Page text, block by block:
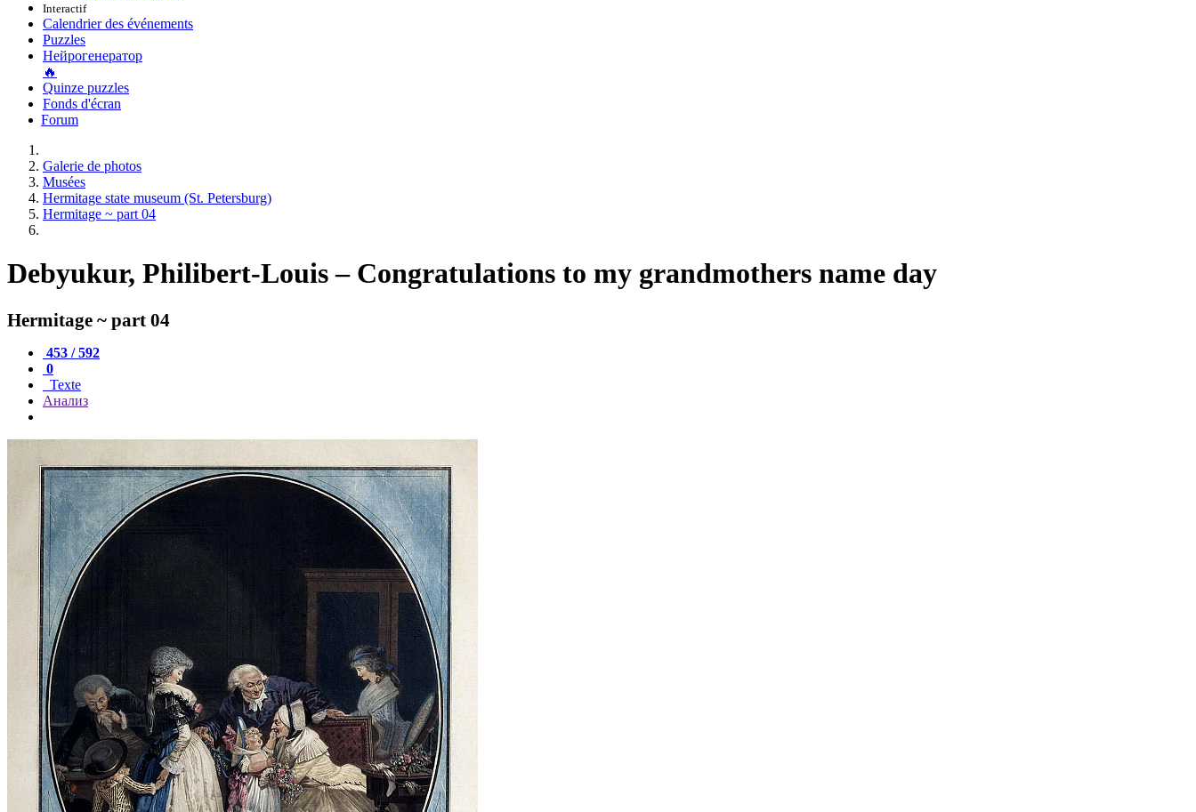
Interactif
Calendrier des événements
Puzzles
Нейрогенератор
🔥
Quinze puzzles
Fonds d'écran
Forum
Galerie de photos
Musées
Hermitage state museum (St. Petersburg)
Hermitage ~ part 04
Debyukur, Philibert-Louis – Congratulations to my grandmothers name day
Hermitage ~ part 04
453 / 592
0
Texte
Анализ